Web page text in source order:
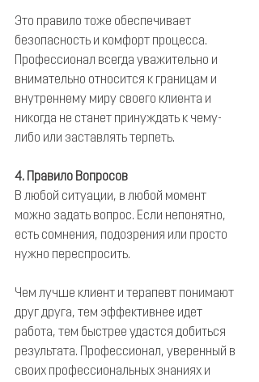
Это правило тоже обеспечивает
безопасность и комфорт процесса.
Профессионал всегда уважительно и
внимательно относится к границам и
внутреннему миру своего клиента и
никогда не станет принуждать к чему-
либо или заставлять терпеть.
4. Правило Вопросов
В любой ситуации, в любой момент
можно задать вопрос. Если непонятно,
есть сомнения, подозрения или просто
нужно переспросить.
Чем лучше клиент и терапевт понимают
друг друга, тем эффективнее идет
работа, тем быстрее удастся добиться
результата. Профессионал, уверенный в
своих профессиональных знаниях и